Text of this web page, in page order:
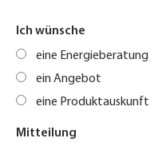
Ich wünsche
eine Energieberatung
ein Angebot
eine Produktauskunft
Mitteilung